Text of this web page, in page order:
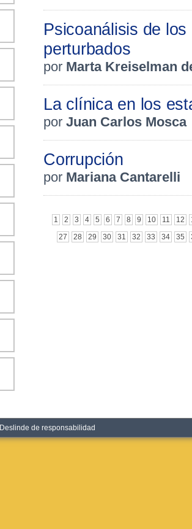
Psicoanálisis de
perturbados
por Marta Kreiselman
La clínica en los
por Juan Carlos Mosca
Corrupción
por Mariana Cantarelli
1 2 3 4 5 6 7 8 9 10 11 12
27
28 29 30 31 32 33 34 35
Deslinde de responsabilidad